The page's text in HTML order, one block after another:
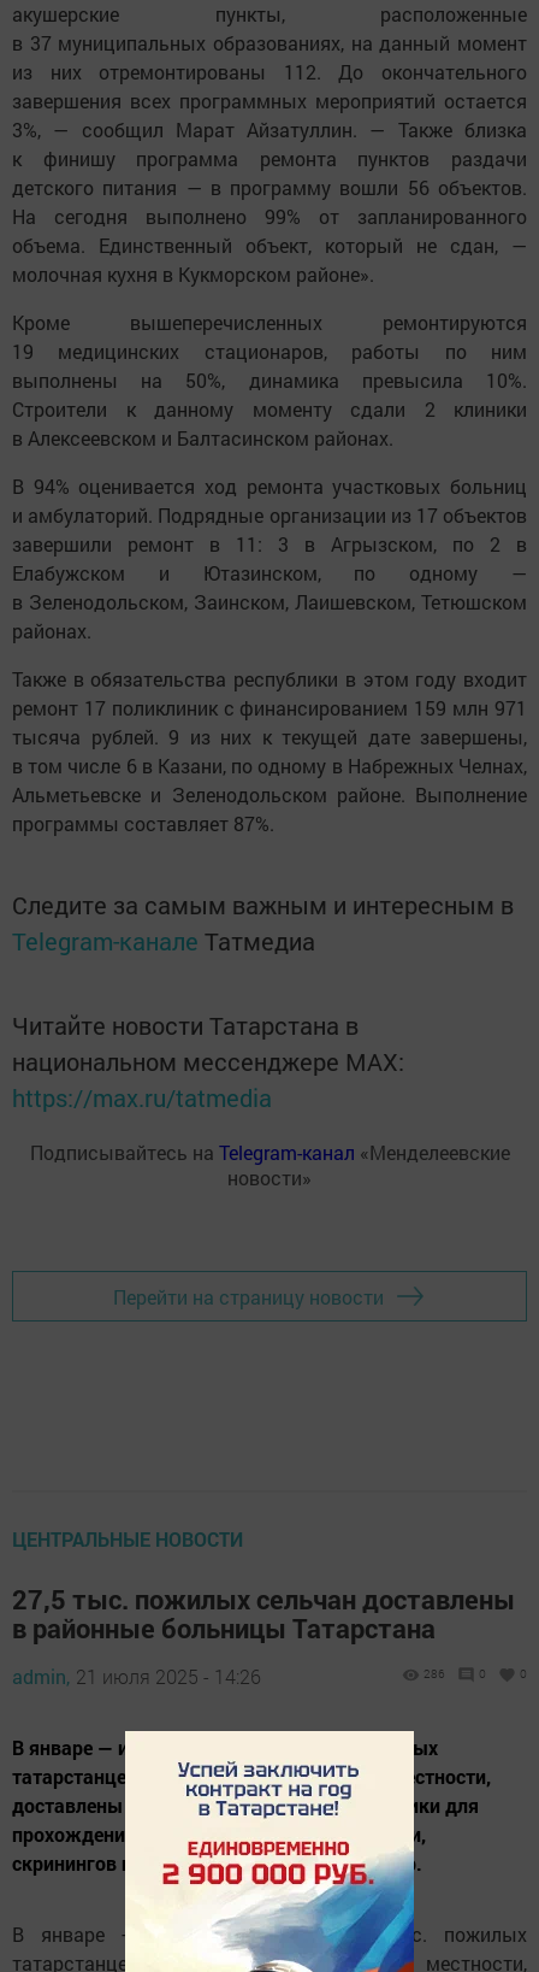
акушерские пункты, расположенные
в 37 муниципальных образованиях, на данный момент
из них отремонтированы 112. До окончательного
завершения всех программных мероприятий остается
3%, — сообщил Марат Айзатуллин. — Также близка
к финишу программа ремонта пунктов раздачи
детского питания — в программу вошли 56 объектов.
На сегодня выполнено 99% от запланированного
объема. Единственный объект, который не сдан, —
молочная кухня в Кукморском районе».
Кроме вышеперечисленных ремонтируются
19 медицинских стационаров, работы по ним
выполнены на 50%, динамика превысила 10%.
Строители к данному моменту сдали 2 клиники
в Алексеевском и Балтасинском районах.
В 94% оценивается ход ремонта участковых больниц
и амбулаторий. Подрядные организации из 17 объектов
завершили ремонт в 11: 3 в Агрызском, по 2 в
Елабужском и Ютазинском, по одному —
в Зеленодольском, Заинском, Лаишевском, Тетюшском
районах.
Также в обязательства республики в этом году входит
ремонт 17 поликлиник с финансированием 159 млн 971
тысяча рублей. 9 из них к текущей дате завершены,
в том числе 6 в Казани, по одному в Набрежных Челнах,
Альметьевске и Зеленодольском районе. Выполнение
программы составляет 87%.
Следите за самым важным и интересным в
Telegram-канале Татмедиа
Читайте новости Татарстана в
национальном мессенджере MАХ:
https://max.ru/tatmedia
Подписывайтесь на Telegram-канал «Менделеевские
новости»
Перейти на страницу новости
ЦЕНТРАЛЬНЫЕ НОВОСТИ
27,5 тыс. пожилых сельчан доставлены
в районные больницы Татарстана
admin, 21 июля 2025 - 14:26 286 0 0
В январе — июле 2025 года 27,5 тыс. пожилых
татарстанцев, проживающих в сельской местности,
доставлены в районные больницы республики для
прохождения диспансеризации, вакцинации,
скринингов и других медицинских процедур.
В январе — июле 2025 года 27,5 тыс. пожилых
татарстанцев, проживающих в сельской местности,